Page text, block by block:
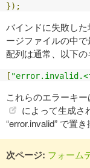
});
バインドに失敗し
ージファイルの中
配列は通常、以下
[
これらのエラーキー
によって生成さ
“error.invalid” で置き
次ページ: フォーム